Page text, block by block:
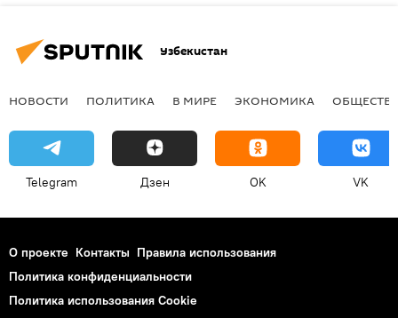
Узбекистан
НОВОСТИ ПОЛИТИКА В МИРЕ ЭКОНОМИКА
Telegram Дзен OK VK
О проекте Контакты Правила использования
Политика конфиденциальности
Политика использования Cookie